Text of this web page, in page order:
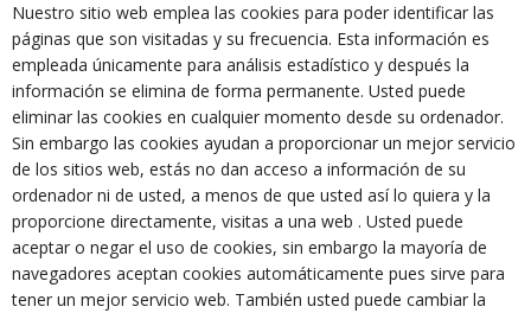
Nuestro sitio web emplea las cookies para poder identificar las
páginas que son visitadas y su frecuencia. Esta información es
empleada únicamente para análisis estadístico y después la
información se elimina de forma permanente. Usted puede
eliminar las cookies en cualquier momento desde su ordenador.
Sin embargo las cookies ayudan a proporcionar un mejor servicio
de los sitios web, estás no dan acceso a información de su
ordenador ni de usted, a menos de que usted así lo quiera y la
proporcione directamente, visitas a una web . Usted puede
aceptar o negar el uso de cookies, sin embargo la mayoría de
navegadores aceptan cookies automáticamente pues sirve para
tener un mejor servicio web. También usted puede cambiar la